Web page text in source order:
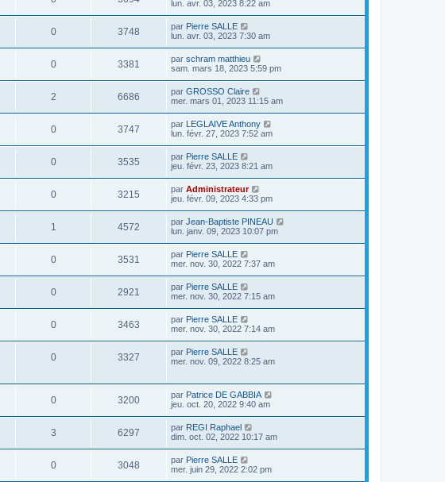
lun. avr. 03, 2023 8:22 am
0 3748 par Pierre SALLE
lun. avr. 03, 2023 7:30 am
0 3381 par schram matthieu
sam. mars 18, 2023 5:59 pm
2 6686 par GROSSO Claire
mer. mars 01, 2023 11:15 am
0 3747 par LEGLAIVE Anthony
lun. févr. 27, 2023 7:52 am
0 3535 par Pierre SALLE
jeu. févr. 23, 2023 8:21 am
0 3215 par Administrateur
jeu. févr. 09, 2023 4:33 pm
1 4572 par Jean-Baptiste PINEAU
lun. janv. 09, 2023 10:07 pm
0 3531 par Pierre SALLE
mer. nov. 30, 2022 7:37 am
0 2921 par Pierre SALLE
mer. nov. 30, 2022 7:15 am
0 3463 par Pierre SALLE
mer. nov. 30, 2022 7:14 am
0 3327 par Pierre SALLE
mer. nov. 09, 2022 8:25 am
0 3200 par Patrice DE GABBIA
jeu. oct. 20, 2022 9:40 am
3 6297 par REGI Raphael
dim. oct. 02, 2022 10:17 am
0 3048 par Pierre SALLE
mer. juin 29, 2022 2:02 pm